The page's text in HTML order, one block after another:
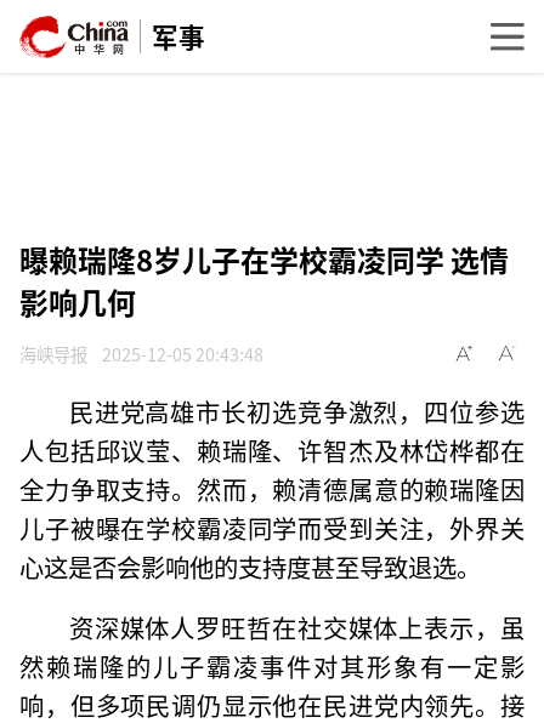
军事
曝赖瑞隆8岁儿子在学校霸凌同学 选情
影响几何
海峡导报 2025-12-05 20:43:48
民进党高雄市长初选竞争激烈，四位参选
人包括邱议莹、赖瑞隆、许智杰及林岱桦都在
全力争取支持。然而，赖清德属意的赖瑞隆因
儿子被曝在学校霸凌同学而受到关注，外界关
心这是否会影响他的支持度甚至导致退选。
资深媒体人罗旺哲在社交媒体上表示，虽
然赖瑞隆的儿子霸凌事件对其形象有一定影
响，但多项民调仍显示他在民进党内领先。接